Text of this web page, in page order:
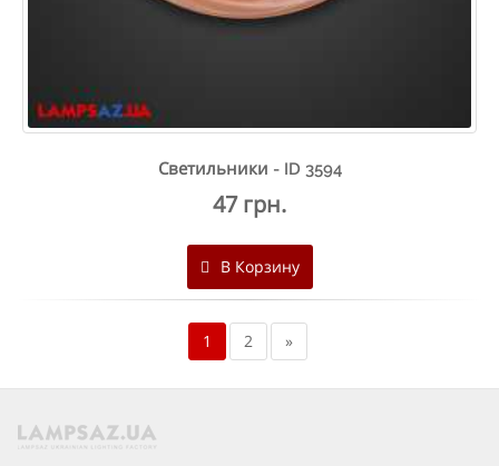
Светильники - ID 3594
47 грн.
В Корзину
1 2 »